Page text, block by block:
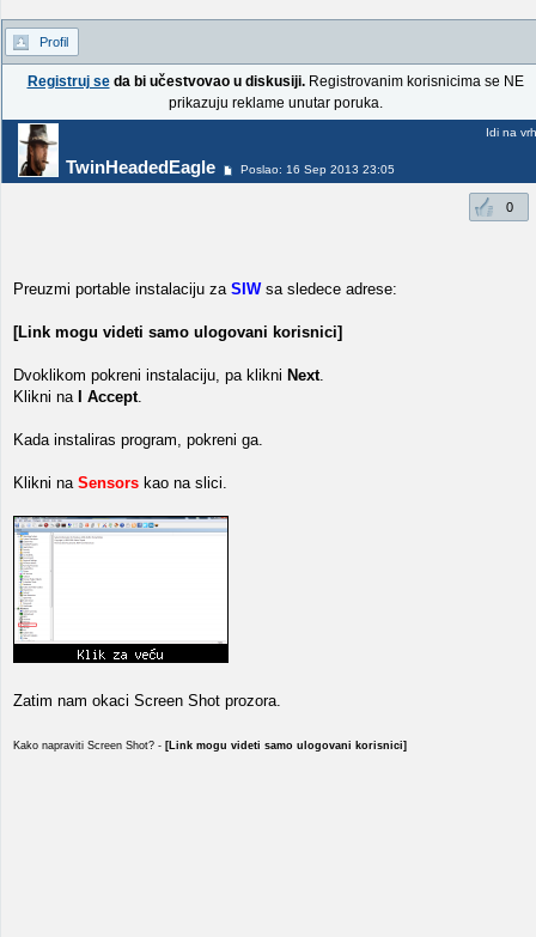
Profil
Registruj seda bi učestvovao u diskusiji.Registrovanim korisnicima se NE
prikazuju reklame unutar poruka.
TwinHeadedEagle Poslao: 16 Sep 2013 23:05
Idi na vrh
0
Preuzmi portable instalaciju za SIWsa sledece adrese:
[Link mogu videti samo ulogovani korisnici]
Dvoklikom pokreni instalaciju, pa klikni Next.
Klikni na
I Accept.
Kada instaliras program, pokreni ga.
Klikni na Sensors kao na slici.
Zatim nam okaci Screen Shot prozora.
Kako napraviti Screen Shot? - [Link mogu videti samo ulogovani korisnici]